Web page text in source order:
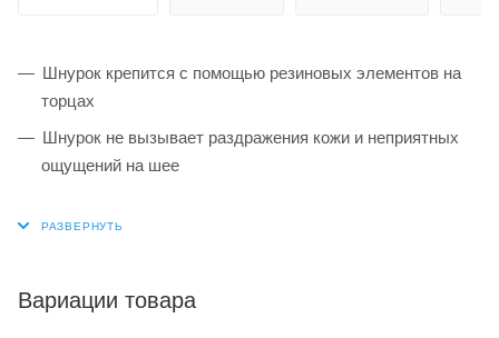
Шнурок крепится с помощью резиновых элементов на
торцах
Шнурок не вызывает раздражения кожи и неприятных
ощущений на шее
Вариации товара